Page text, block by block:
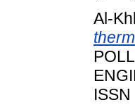
Al-